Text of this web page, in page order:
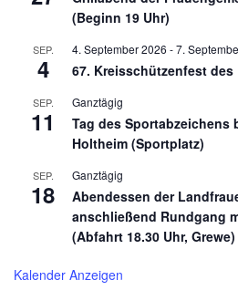
(Beginn 19 Uhr)
SEP.
4
4. September 2026 -7.
67. Kreisschützenfest
SEP.
11
Ganztägig
Tag des Sportabzeichens
Holtheim (Sportplatz)
SEP.
18
Ganztägig
Abendessen der
anschließend Rundgang
(Abfahrt 18.30 Uhr, Grewe)
Kalender Anzeigen